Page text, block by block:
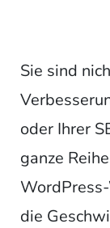
Sie sind
oder Ihrer
ganze
die